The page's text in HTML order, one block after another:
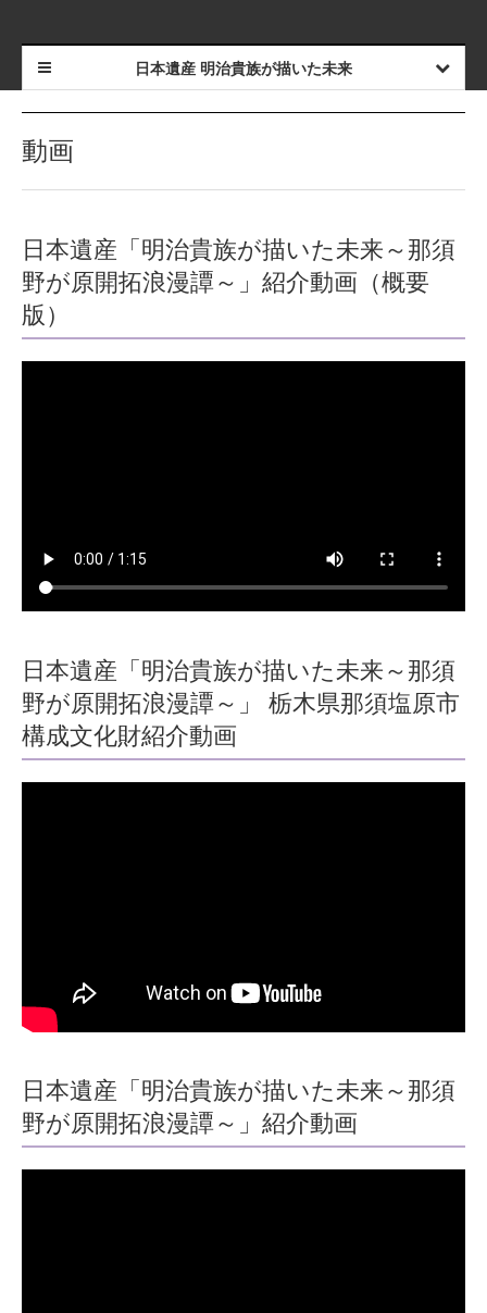
日本遺産 明治貴族が描いた未来
動画
日本遺産「明治貴族が描いた未来～那須
野が原開拓浪漫譚～」紹介動画（概要
版）
日本遺産「明治貴族が描いた未来～那須
野が原開拓浪漫譚～」 栃木県那須塩原市
構成文化財紹介動画
日本遺産「明治貴族が描いた未来～那須
野が原開拓浪漫譚～」紹介動画